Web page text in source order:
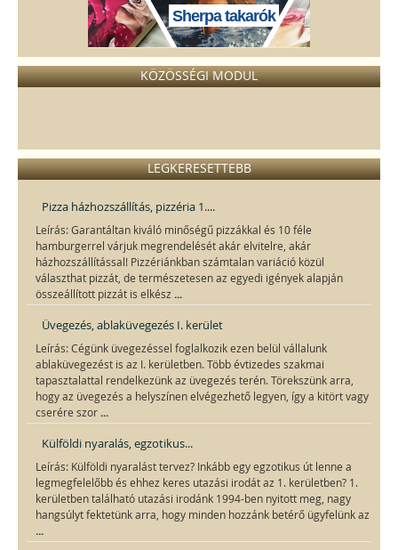
Sherpa takarók
KÖZÖSSÉGI MODUL
LEGKERESETTEBB
Pizza házhozszállítás, pizzéria 1....
Leírás: Garantáltan kiváló minőségű pizzákkal és 10 féle
hamburgerrel várjuk megrendelését akár elvitelre, akár
házhozszállítással! Pizzériánkban számtalan variáció közül
választhat pizzát, de természetesen az egyedi igények alapján
összeállított pizzát is elkész ...
Üvegezés, ablaküvegezés I. kerület
Leírás: Cégünk üvegezéssel foglalkozik ezen belül vállalunk
ablaküvegezést is az I. kerületben. Több évtizedes szakmai
tapasztalattal rendelkezünk az üvegezés terén. Törekszünk arra,
hogy az üvegezés a helyszínen elvégezhető legyen, így a kitört vagy
cserére szor ...
Külföldi nyaralás, egzotikus...
Leírás: Külföldi nyaralást tervez? Inkább egy egzotikus út lenne a
legmegfelelőbb és ehhez keres utazási irodát az 1. kerületben? 1.
kerületben található utazási irodánk 1994-ben nyitott meg, nagy
hangsúlyt fektetünk arra, hogy minden hozzánk betérő ügyfelünk az
...